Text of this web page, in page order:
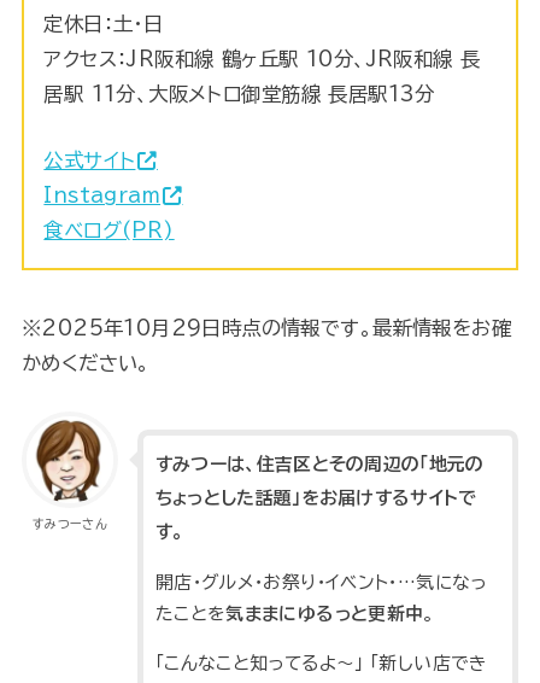
定休日：土・日
アクセス：JR阪和線 鶴ヶ丘駅 10分、JR阪和線 長
居駅 11分、大阪メトロ御堂筋線 長居駅13分
公式サイト
Instagram
食べログ(PR)
※2025年10月29日時点の情報です。最新情報をお確
かめください。
すみつーさん
すみつーは、住吉区とその周辺の「地元の
ちょっとした話題」をお届けするサイトで
す。
開店・グルメ・お祭り・イベント・…気になっ
たことを気ままにゆるっと更新中。
「こんなこと知ってるよ～」 「新しい店でき